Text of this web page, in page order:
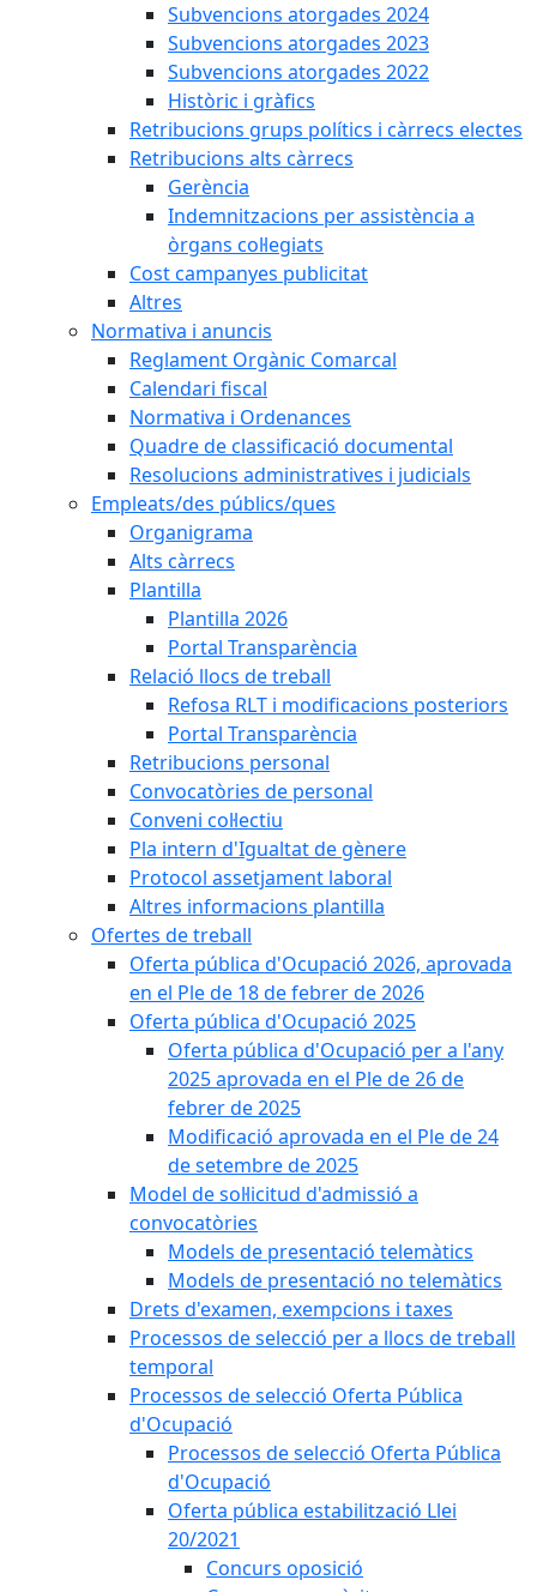
Subvencions atorgades 2024
Subvencions atorgades 2023
Subvencions atorgades 2022
Històric i gràfics
Retribucions grups polítics i càrrecs electes
Retribucions alts càrrecs
Gerència
Indemnitzacions per assistència a
òrgans col·legiats
Cost campanyes publicitat
Altres
Normativa i anuncis
Reglament Orgànic Comarcal
Calendari fiscal
Normativa i Ordenances
Quadre de classificació documental
Resolucions administratives i judicials
Empleats/des públics/ques
Organigrama
Alts càrrecs
Plantilla
Plantilla 2026
Portal Transparència
Relació llocs de treball
Refosa RLT i modificacions posteriors
Portal Transparència
Retribucions personal
Convocatòries de personal
Conveni col·lectiu
Pla intern d'Igualtat de gènere
Protocol assetjament laboral
Altres informacions plantilla
Ofertes de treball
Oferta pública d'Ocupació 2026, aprovada
en el Ple de 18 de febrer de 2026
Oferta pública d'Ocupació 2025
Oferta pública d'Ocupació per a l'any
2025 aprovada en el Ple de 26 de
febrer de 2025
Modificació aprovada en el Ple de 24
de setembre de 2025
Model de sol·licitud d'admissió a
convocatòries
Models de presentació telemàtics
Models de presentació no telemàtics
Drets d'examen, exempcions i taxes
Processos de selecció per a llocs de treball
temporal
Processos de selecció Oferta Pública
d'Ocupació
Processos de selecció Oferta Pública
d'Ocupació
Oferta pública estabilització Llei
20/2021
Concurs oposició